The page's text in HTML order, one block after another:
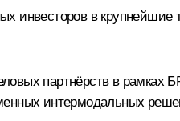
инвесторов в
партнёрств в рамках
интермодальных